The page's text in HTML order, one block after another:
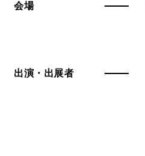
会場
出演・出展者